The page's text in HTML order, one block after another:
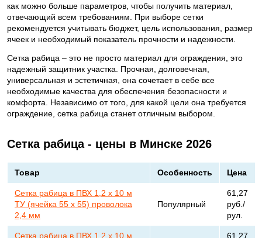
как можно больше параметров, чтобы получить материал,
отвечающий всем требованиям. При выборе сетки
рекомендуется учитывать бюджет, цель использования, размер
ячеек и необходимый показатель прочности и надежности.
Сетка рабица – это не просто материал для ограждения, это
надежный защитник участка. Прочная, долговечная,
универсальная и эстетичная, она сочетает в себе все
необходимые качества для обеспечения безопасности и
комфорта. Независимо от того, для какой цели она требуется
ограждение, сетка рабица станет отличным выбором.
Сетка рабица - цены в Минске 2026
Товар Особенность Цена
Сетка рабица в ПВХ 1,2 х 10 м
ТУ (ячейка 55 х 55) проволока
2,4 мм
Популярный
61,27
руб./
рул.
Сетка рабица в ПВХ 1,2 х 10 м
61,27